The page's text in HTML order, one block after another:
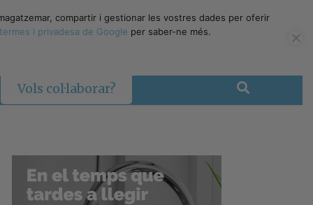
Vols col·laborar?
compartir i gestionar les vostres dades per oferir
i privadesa de Google per saber-ne més.